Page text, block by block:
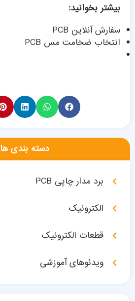
بیشتر بخوانید:
سفارش آنلاین PCB
انتخاب ضخامت مس PCB
دسته بندی ها
برد مدار چاپی PCB
الکترونیک
قطعات الکترونیک
ویدئوهای آموزشی